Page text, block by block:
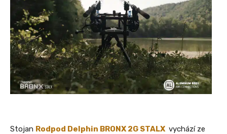
Stojan Rodpod Delphin BRONX 2G STALX vychází ze